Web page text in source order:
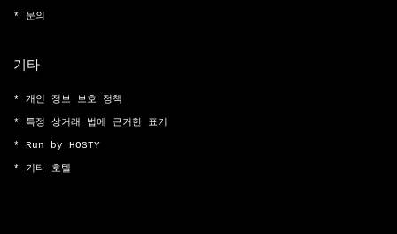
문의
기타
개인 정보 보호 정책
특정 상거래 법에 근거한 표기
Run by HOSTY
기타 호텔